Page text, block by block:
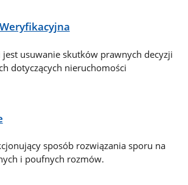
usuwanie skutków prawnych decyzji
dotyczących nieruchomości
sposób rozwiązania sporu na
i poufnych rozmów.